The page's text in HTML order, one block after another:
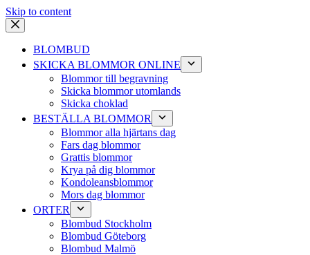
Skip to content
BLOMBUD
SKICKA BLOMMOR ONLINE
Blommor till begravning
Skicka blommor utomlands
Skicka choklad
BESTÄLLA BLOMMOR
Blommor alla hjärtans dag
Fars dag blommor
Grattis blommor
Krya på dig blommor
Kondoleansblommor
Mors dag blommor
ORTER
Blombud Stockholm
Blombud Göteborg
Blombud Malmö